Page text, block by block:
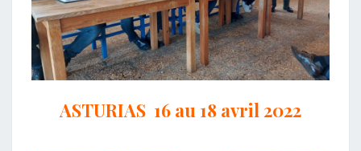
ASTURIAS 16 au 18 avril 2022